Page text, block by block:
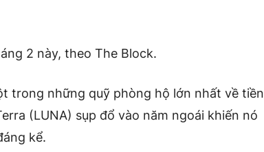
2 này, theo The Block.
trong những quỹ phòng hộ lớn nhất về tiền
(LUNA) sụp đổ vào năm ngoái khiến nó
kể.